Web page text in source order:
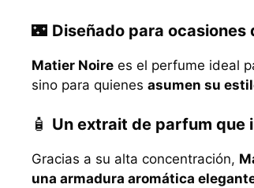
🌃 Diseñado para ocasiones
Matier Noire es el perfume ideal
sino para quienes asumen su
🧴 Un extrait de parfum que
Gracias a su alta concentración,
una armadura aromática